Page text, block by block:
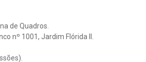
de Quadros.
nº 1001, Jardim Flórida II.